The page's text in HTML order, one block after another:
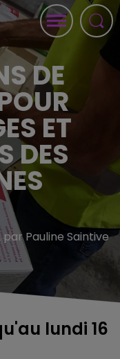
DE
ET
DES
par Pauline Saintive
lundi 16